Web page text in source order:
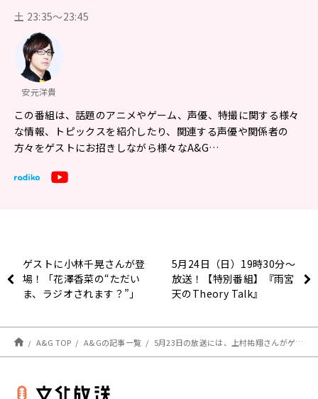
土 23:35～23:45
安元洋貴
この番組は、話題のアニメやゲーム、声優、特撮に関する様々
な情報、トピックスを紹介したり、関連する声優や関係者の
方々をゲストにお招きしながら様々なA&G…
ゲストに小林千晃さんが登
場！「花澤香菜の“ただい
ま、ラジオされます？”」
5月24日（日）19時30分～
放送！【特別番組】『雨宮
天のTheory Talk』
A&G TOP A&Gの記事一覧 5月23日の放送には、上村祐翔さんがゲストに登場！ 『安元洋貴の笑われるセールスマン（仮）』